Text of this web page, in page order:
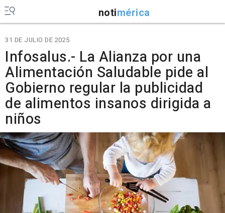
notimérica
31 DE JULIO DE 2025
Infosalus.- La Alianza por una
Alimentación Saludable pide al
Gobierno regular la publicidad
de alimentos insanos dirigida a
niños